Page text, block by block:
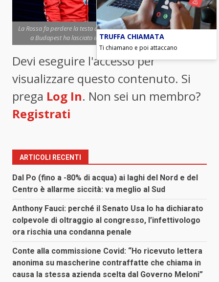
La Rossa fa perdere la testa a Leclerc ed Hamilton. L'ultimo disastro
a Budapest ha lasciato il segno (foto Ansa-Blitzquotidiano)
Devi eseguire l'accesso per
visualizzare questo contenuto. Si
prega Log In. Non sei un membro?
Registrati
ARTICOLI RECENTI
Dal Po (fino a -80% di acqua) ai laghi del Nord e del
Centro è allarme siccità: va meglio al Sud
Anthony Fauci: perché il Senato Usa lo ha dichiarato
colpevole di oltraggio al congresso, l’infettivologo
ora rischia una condanna penale
Conte alla commissione Covid: “Ho ricevuto lettera
anonima su mascherine contraffatte che chiama in
causa la stessa azienda scelta dal Governo Meloni”
TRUFFA CHIAMATA
Ti chiamano e poi attaccano